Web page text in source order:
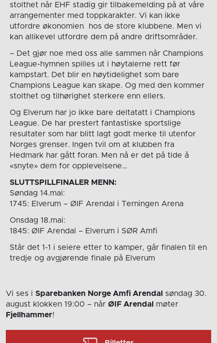
stolthet når EHF stadig gir tilbakemelding på at våre
arrangementer med toppkarakter. Vi kan ikke
utfordre økonomien hos de store klubbene. Men vi
kan allikevel utfordre dem på andre driftsområder.
– Det gjør noe med oss alle sammen når Champions
League-hymnen spilles ut i høytalerne rett før
kampstart. Det blir en høytidelighet som bare
Champions League kan skape. Og med den kommer
stolthet og tilhørighet sterkere enn ellers.
Og Elverum har jo ikke bare deltatatt i Champions
League. De har prestert fantastiske sportslige
resultater som har blitt lagt godt merke til utenfor
Norges grenser. Ingen tvil om at klubben fra
Hedmark har gått foran. Men nå er det på tide å
«snyte» dem for opplevelsene…
SLUTTSPILLFINALER MENN:
Søndag 14.mai:
1745: Elverum – ØIF Arendal i Terningen Arena
Onsdag 18.mai:
1845: ØIF Arendal – Elverum i SØR Amfi
Står det 1-1 i seiere etter to kamper, går finalen til en
tredje og avgjørende finale på Elverum
Vi ses i Sparebanken Norge Amfi Arendal
søndag 30.
august klokken 19:00 – når ØIF Arendal
møter
Fjellhammer!